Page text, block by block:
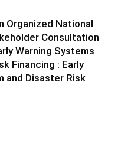
Organized National
Consultation
Warning Systems
Financing : Early
and Disaster Risk